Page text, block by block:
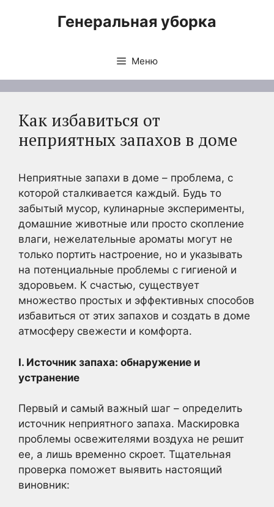
Генеральная уборка
Меню
Как избавиться от
неприятных запахов в доме
Неприятные запахи в доме – проблема, с
которой сталкивается каждый. Будь то
забытый мусор, кулинарные эксперименты,
домашние животные или просто скопление
влаги, нежелательные ароматы могут не
только портить настроение, но и указывать
на потенциальные проблемы с гигиеной и
здоровьем. К счастью, существует
множество простых и эффективных способов
избавиться от этих запахов и создать в доме
атмосферу свежести и комфорта.
I. Источник запаха: обнаружение и
устранение
Первый и самый важный шаг – определить
источник неприятного запаха. Маскировка
проблемы освежителями воздуха не решит
ее, а лишь временно скроет. Тщательная
проверка поможет выявить настоящий
виновник: